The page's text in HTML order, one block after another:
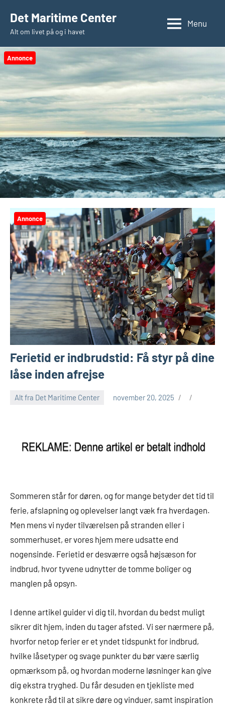
indhold
Det Maritime Center
Alt om livet på og i havet
Menu
Annonce
Annonce
Ferietid er indbrudstid: Få styr på dine
låse inden afrejse
Alt fra Det Maritime Center november 20, 2025
Sommeren står for døren, og for mange betyder det tid til
ferie, afslapning og oplevelser langt væk fra hverdagen.
Men mens vi nyder tilværelsen på stranden eller i
sommerhuset, er vores hjem mere udsatte end
nogensinde. Ferietid er desværre også højsæson for
indbrud, hvor tyvene udnytter de tomme boliger og
manglen på opsyn.
I denne artikel guider vi dig til, hvordan du bedst muligt
sikrer dit hjem, inden du tager afsted. Vi ser nærmere på,
hvorfor netop ferier er et yndet tidspunkt for indbrud,
hvilke låsetyper og svage punkter du bør være særlig
opmærksom på, og hvordan moderne løsninger kan give
dig ekstra tryghed. Du får desuden en tjekliste med
konkrete råd til at sikre døre og vinduer, samt inspiration